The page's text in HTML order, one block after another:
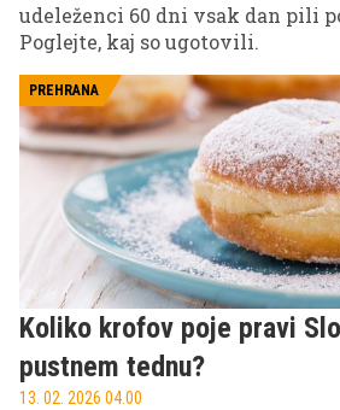
udeleženci 60 dni vsak dan pili
Poglejte, kaj so ugotovili.
PREHRANA
Koliko krofov poje pravi
pustnem tednu?
13. 02. 2026 04.00